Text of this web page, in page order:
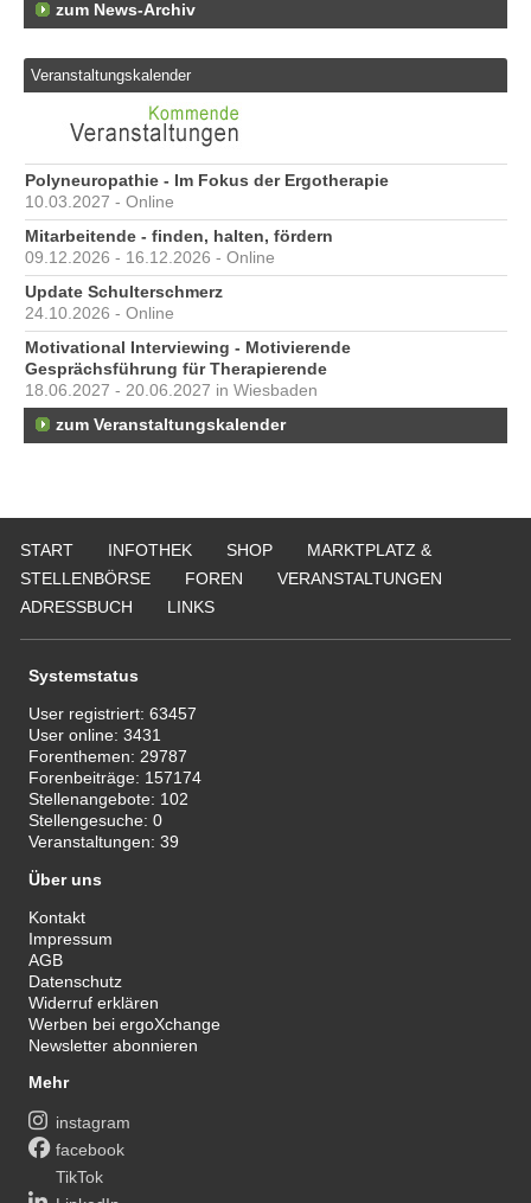
zum News-Archiv
Veranstaltungskalender
Polyneuropathie - Im Fokus der Ergotherapie
10.03.2027 - Online
Mitarbeitende - finden, halten, fördern
09.12.2026 - 16.12.2026 - Online
Update Schulterschmerz
24.10.2026 - Online
Motivational Interviewing - Motivierende
Gesprächsführung für Therapierende
18.06.2027 - 20.06.2027 in Wiesbaden
zum Veranstaltungskalender
START INFOTHEK SHOP
MARKTPLATZ &
STELLENBÖRSE
FOREN
VERANSTALTUNGEN
ADRESSBUCH
LINKS
Systemstatus
User registriert:63457
User online:3431
Forenthemen: 29787
Forenbeiträge: 157174
Stellenangebote: 102
Stellengesuche:0
Veranstaltungen:39
Über uns
Kontakt
Impressum
AGB
Datenschutz
Widerruf erklären
Werben bei ergoXchange
Newsletter abonnieren
Mehr
instagram
facebook
TikTok